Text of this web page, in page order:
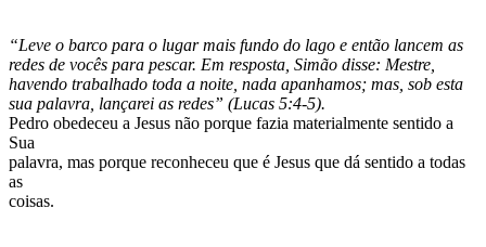
“Leve o barco para o lugar mais fundo do lago e então lancem as
redes de vocês para pescar. Em resposta, Simão disse: Mestre,
havendo trabalhado toda a noite, nada apanhamos; mas, sob esta
sua palavra, lançarei as redes” (Lucas 5:4-5).
Pedro obedeceu a Jesus não porque fazia materialmente sentido a
Sua
palavra, mas porque reconheceu que é Jesus que dá sentido a todas
as
coisas.